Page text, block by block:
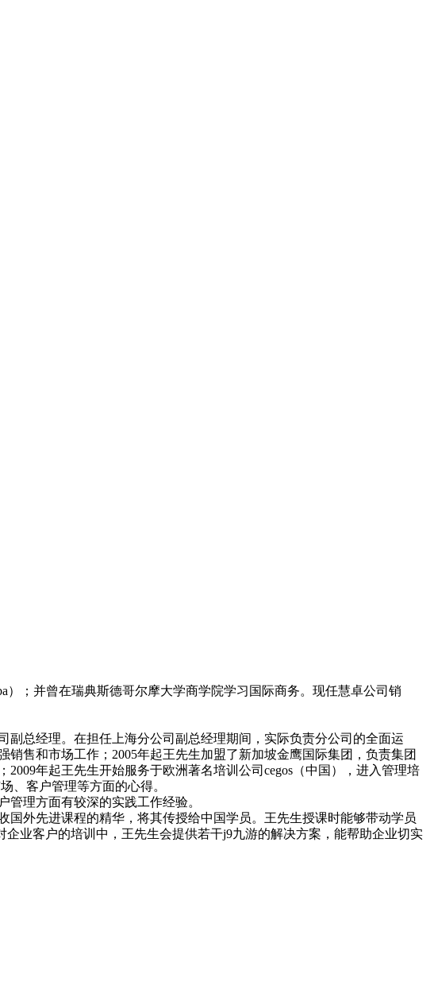
）；并曾在瑞典斯德哥尔摩大学商学院学习国际商务。现任慧卓公司销
总经理。在担任上海分公司副总经理期间，实际负责分公司的全面运
售和市场工作；2005年起王先生加盟了新加坡金鹰国际集团，负责集团
年起王先生开始服务于欧洲著名培训公司cegos（中国），进入管理培
、客户管理等方面的心得。
理方面有较深的实践工作经验。
外先进课程的精华，将其传授给中国学员。王先生授课时能够带动学员
业客户的培训中，王先生会提供若干j9九游的解决方案，能帮助企业切实